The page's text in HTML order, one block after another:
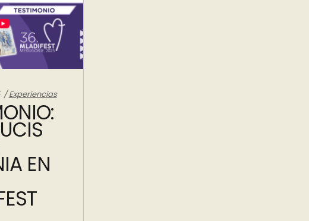
Categories:
Experiencias
EN